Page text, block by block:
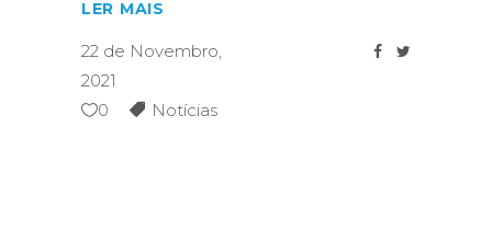
LER MAIS
22 de Novembro,
2021
0
Notícias